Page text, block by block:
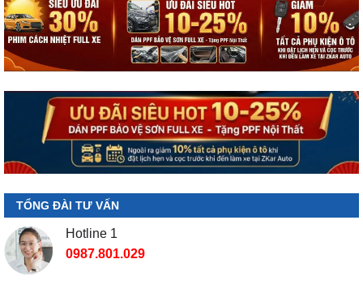
TỔNG ĐÀI TƯ VẤN
Hotline 1
0987.801.029